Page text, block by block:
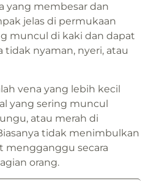
yang membesar dan
jelas di permukaan
muncul di kaki dan dapat
tidak nyaman, nyeri, atau
vena yang lebih kecil
yang sering muncul
atau merah di
tidak menimbulkan
mengganggu secara
orang.